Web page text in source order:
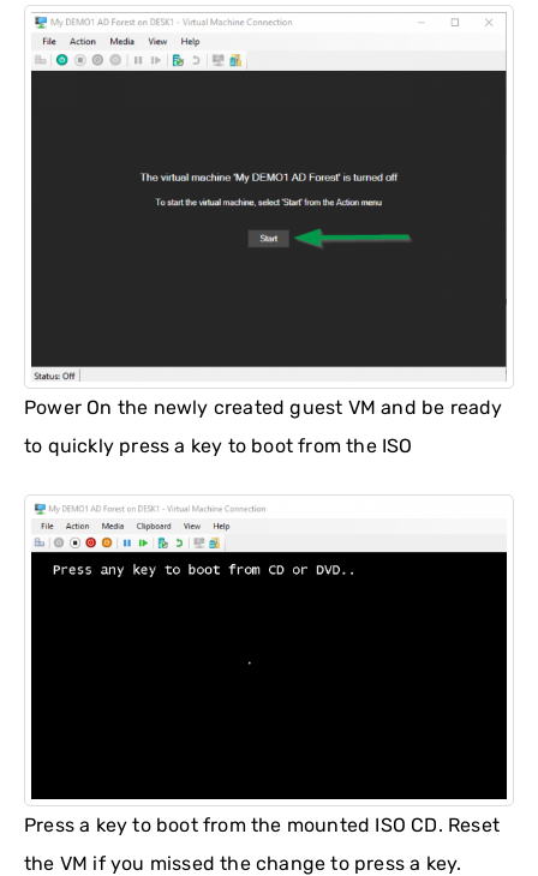
Power On the newly created guest VM and be ready
to quickly press a key to boot from the ISO
Press a key to boot from the mounted ISO CD. Reset
the VM if you missed the change to press a key.